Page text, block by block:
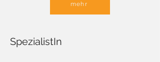
mehr
SpezialistIn